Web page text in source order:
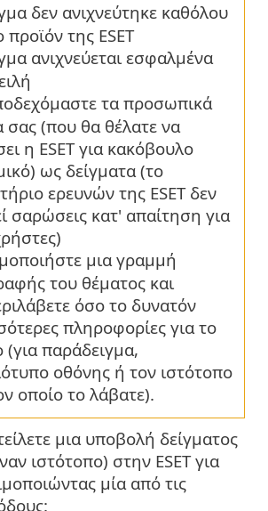
δεν ανιχνεύτηκε καθόλου
προϊόν της ESET
ανιχνεύεται εσφαλμένα
τα προσωπικά
σας (που θα θέλατε να
η ESET για κακόβουλο
ως δείγματα (το
ερευνών της ESET δεν
σαρώσεις κατ' απαίτηση για
μια γραμμή
του θέματος και
όσο το δυνατόν
πληροφορίες για το
(για παράδειγμα,
οθόνης ή τον ιστότοπο
οποίο το λάβατε).
μια υποβολή δείγματος
ιστότοπο) στην ESET για
μία από τις